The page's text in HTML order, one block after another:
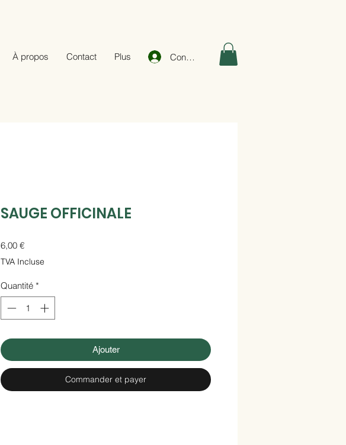
À propos Contact Plus Connexion
SAUGE OFFICINALE
6,00 €Prix
TVA Incluse
Quantité *
Ajouter
Commander et payer